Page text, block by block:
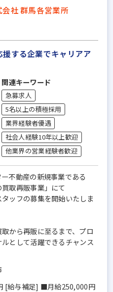
社 群馬各営業所
援する企業でキャリアア
関連キーワード
急募求人
5名以上の積極採用
業界経験者優遇
社会人経験10年以上歓迎
他業界の営業経験者歓迎
不動産の新規事業である
買取再販事業」にて
ッフの募集を開始いたしま
から再販に至るまで、プロ
として活躍できるチャンス
[給与補足] ■月給250,000円